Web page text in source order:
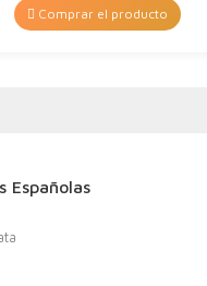
Comprar el producto
Españolas